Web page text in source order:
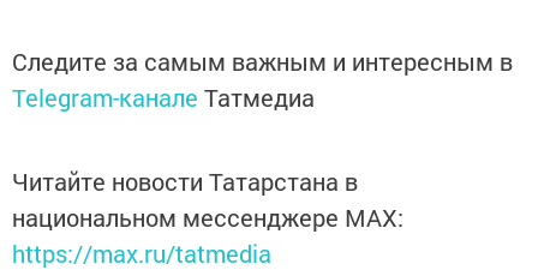
Следите за самым важным и интересным в
Telegram-канале Татмедиа
Читайте новости Татарстана в
национальном мессенджере MАХ:
https://max.ru/tatmedia